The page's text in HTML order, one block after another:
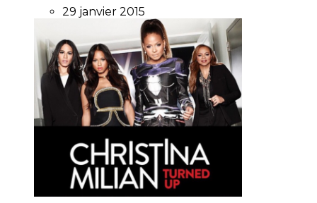
29 janvier 2015